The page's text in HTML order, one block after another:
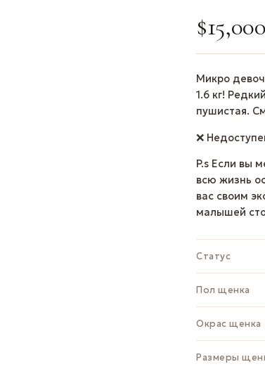
$15,000
Микро
1.6 кг!
пушистая.
❌
P.s Если вы
всю жизнь
вас своим
малышей
Статус
Пол щенка
Окрас щенка
Размеры